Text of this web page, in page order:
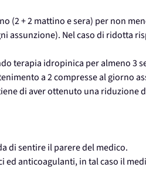
(2 + 2 mattino e sera) per non
assunzione). Nel caso di ridotta
terapia idropinica per almeno 3
a 2 compresse al giorno
di aver ottenuto una riduzione
di sentire il parere del medico.
anticoagulanti, in tal caso il